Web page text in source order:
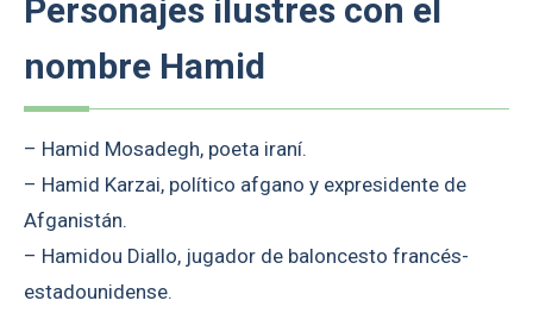
Personajes ilustres con el
nombre Hamid
– Hamid Mosadegh, poeta iraní.
– Hamid Karzai, político afgano y expresidente de
Afganistán.
– Hamidou Diallo, jugador de baloncesto francés-
estadounidense.